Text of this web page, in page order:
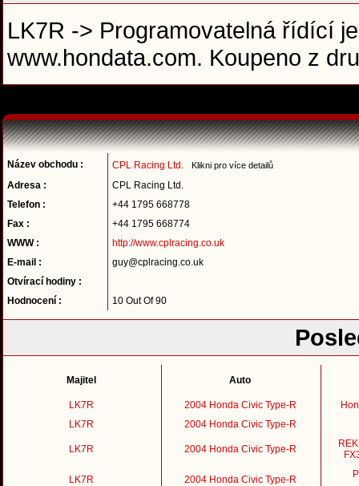
LK7R -> Programovatelná řídící
www.hondata.com. Koupeno z
Název obchodu : CPL Racing Ltd. Klikni pro více detailů
Adresa :
CPL Racing Ltd.
Telefon :
+44 1795 668778
Fax :
+44 1795 668774
WWW :
http://www.cplracing.co.uk
E-mail :
guy@cplracing.co.uk
Otvírací hodiny :
Hodnocení :
10 Out Of 90
Majitel Auto
LK7R 2004 Honda Civic Type-R
LK7R
2004 Honda Civic Type-R
LK7R 2004 Honda Civic Type-R
LK7R 2004 Honda Civic Type-R